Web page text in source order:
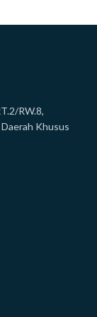
RW.8,
Khusus